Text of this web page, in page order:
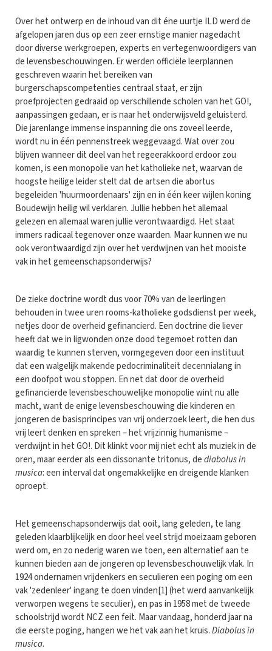
Over het ontwerp en de inhoud van dit éne uurtje ILD werd de
afgelopen jaren dus op een zeer ernstige manier nagedacht
door diverse werkgroepen, experts en vertegenwoordigers van
de levensbeschouwingen. Er werden officiële leerplannen
geschreven waarin het bereiken van
burgerschapscompetenties centraal staat, er zijn
proefprojecten gedraaid op verschillende scholen van het GO!,
aanpassingen gedaan, er is naar het onderwijsveld geluisterd.
Die jarenlange immense inspanning die ons zoveel leerde,
wordt nu in één pennenstreek weggevaagd. Wat over zou
blijven wanneer dit deel van het regeerakkoord erdoor zou
komen, is een monopolie van het katholieke net, waarvan de
hoogste heilige leider stelt dat de artsen die abortus
begeleiden 'huurmoordenaars' zijn en in één keer wijlen koning
Boudewijn heilig wil verklaren. Jullie hebben het allemaal
gelezen en allemaal waren jullie verontwaardigd. Het staat
immers radicaal tegenover onze waarden. Maar kunnen we nu
ook verontwaardigd zijn over het verdwijnen van het mooiste
vak in het gemeenschapsonderwijs?
De zieke doctrine wordt dus voor 70% van de leerlingen
behouden in twee uren rooms-katholieke godsdienst per week,
netjes door de overheid gefinancierd. Een doctrine die liever
heeft dat we in ligwonden onze dood tegemoet rotten dan
waardig te kunnen sterven, vormgegeven door een instituut
dat een walgelijk makende pedocriminaliteit decennialang in
een doofpot wou stoppen. En net dat door de overheid
gefinancierde levensbeschouwelijke monopolie wint nu alle
macht, want de enige levensbeschouwing die kinderen en
jongeren de basisprincipes van vrij onderzoek leert, die hen dus
vrij leert denken en spreken – het vrijzinnig humanisme –
verdwijnt in het GO!. Dit klinkt voor mij niet echt als muziek in de
oren, maar eerder als een dissonante tritonus, dediabolus in
musica: een interval dat ongemakkelijke en dreigende klanken
oproept.
Het gemeenschapsonderwijs dat ooit, lang geleden, te lang
geleden klaarblijkelijk en door heel veel strijd moeizaam geboren
werd om, en zo nederig waren we toen, een alternatief aan te
kunnen bieden aan de jongeren op levensbeschouwelijk vlak. In
1924 ondernamen vrijdenkers en seculieren een poging om een
vak 'zedenleer' ingang te doen vinden[1] (het werd aanvankelijk
verworpen wegens te seculier), en pas in 1958 met de tweede
schoolstrijd wordt NCZ een feit. Maar vandaag, honderd jaar na
die eerste poging, hangen we het vak aan het kruis.Diabolus in
musica.